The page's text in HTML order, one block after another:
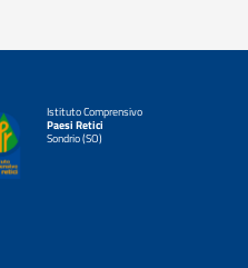
Istituto Comprensivo
Paesi Retici
Sondrio (SO)